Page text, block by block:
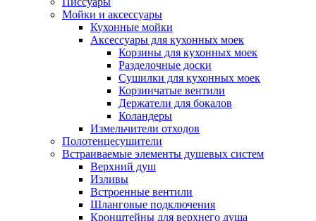
Мойки и аксессуары
Кухонные мойки
Аксессуары для кухонных моек
Корзины для кухонных моек
Разделочные доски
Сушилки для кухонных моек
Корзинчатые вентили
Держатели для бокалов
Коландеры
Измельчители отходов
Полотенцесушители
Встраиваемые элементы душевых систем
Верхний душ
Изливы
Встроенные вентили
Шланговые подключения
Кронштейны для верхнего душа